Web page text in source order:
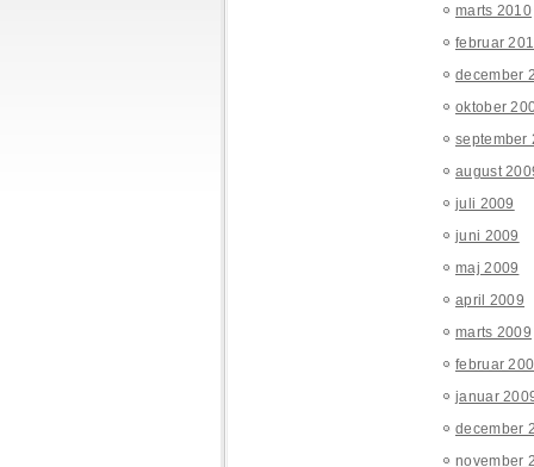
marts 2010
februar
december
oktober
september
august
juli 2009
juni 2009
maj 2009
april 2009
marts 2009
februar
januar
december
november